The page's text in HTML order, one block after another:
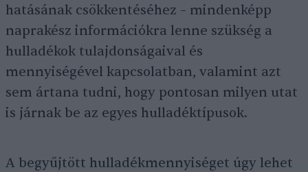
hatásának csökkentéséhez – mindenképp
naprakész információkra lenne szükség a
hulladékok tulajdonságaival és
mennyiségével kapcsolatban, valamint azt
sem ártana tudni, hogy pontosan milyen utat
is járnak be az egyes hulladéktípusok.
A begyűjtött hulladékmennyiséget úgy lehet